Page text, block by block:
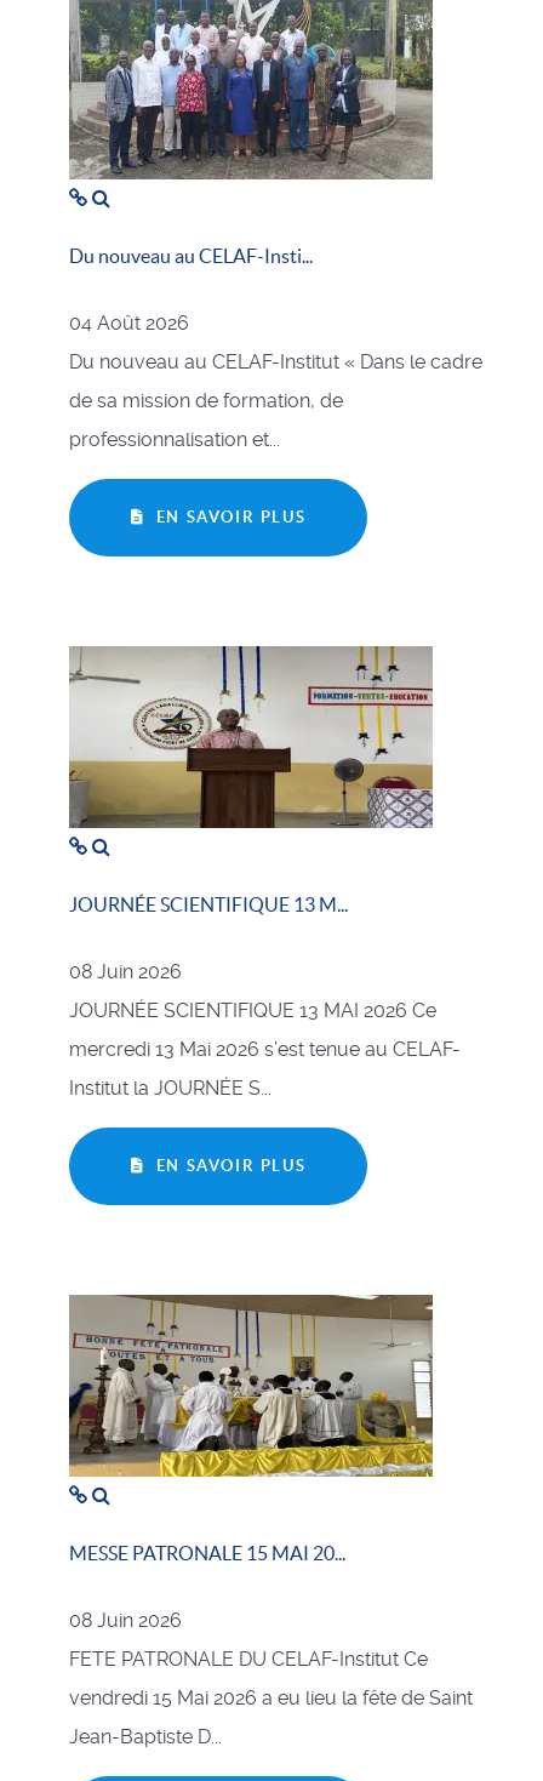
Du nouveau au CELAF-Insti...
04 Août 2026
Du nouveau au CELAF-Institut « Dans le cadre
de sa mission de formation, de
professionnalisation et...
EN SAVOIR PLUS
JOURNÉE SCIENTIFIQUE 13 M...
08 Juin 2026
JOURNÉE SCIENTIFIQUE 13 MAI 2026 Ce
mercredi 13 Mai 2026 s’est tenue au CELAF-
Institut la JOURNÉE S...
EN SAVOIR PLUS
MESSE PATRONALE 15 MAI 20...
08 Juin 2026
FETE PATRONALE DU CELAF-Institut Ce
vendredi 15 Mai 2026 a eu lieu la fête de Saint
Jean-Baptiste D...